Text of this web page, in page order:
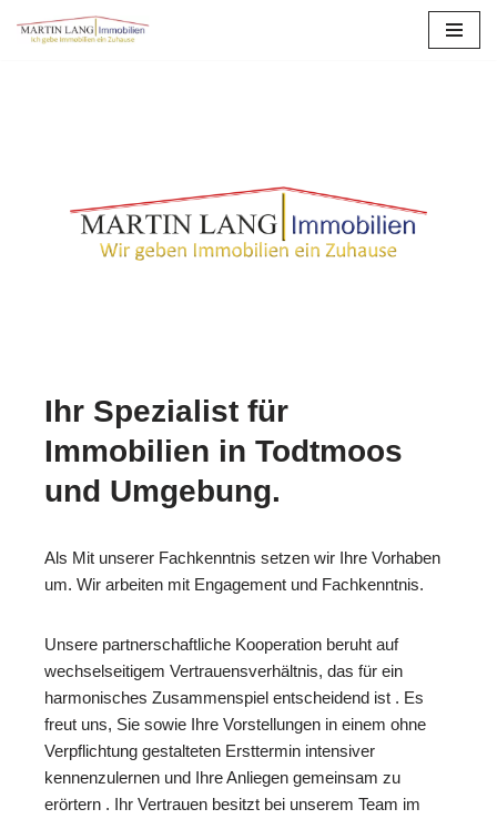
Ihr Spezialist für
Immobilien in Todtmoos
und Umgebung.
Als Mit unserer Fachkenntnis setzen wir Ihre Vorhaben
um. Wir arbeiten mit Engagement und Fachkenntnis.
Unsere partnerschaftliche Kooperation beruht auf
wechselseitigem Vertrauensverhältnis, das für ein
harmonisches Zusammenspiel entscheidend ist . Es
freut uns, Sie sowie Ihre Vorstellungen in einem ohne
Verpflichtung gestalteten Ersttermin intensiver
kennenzulernen und Ihre Anliegen gemeinsam zu
erörtern . Ihr Vertrauen besitzt bei unserem Team im